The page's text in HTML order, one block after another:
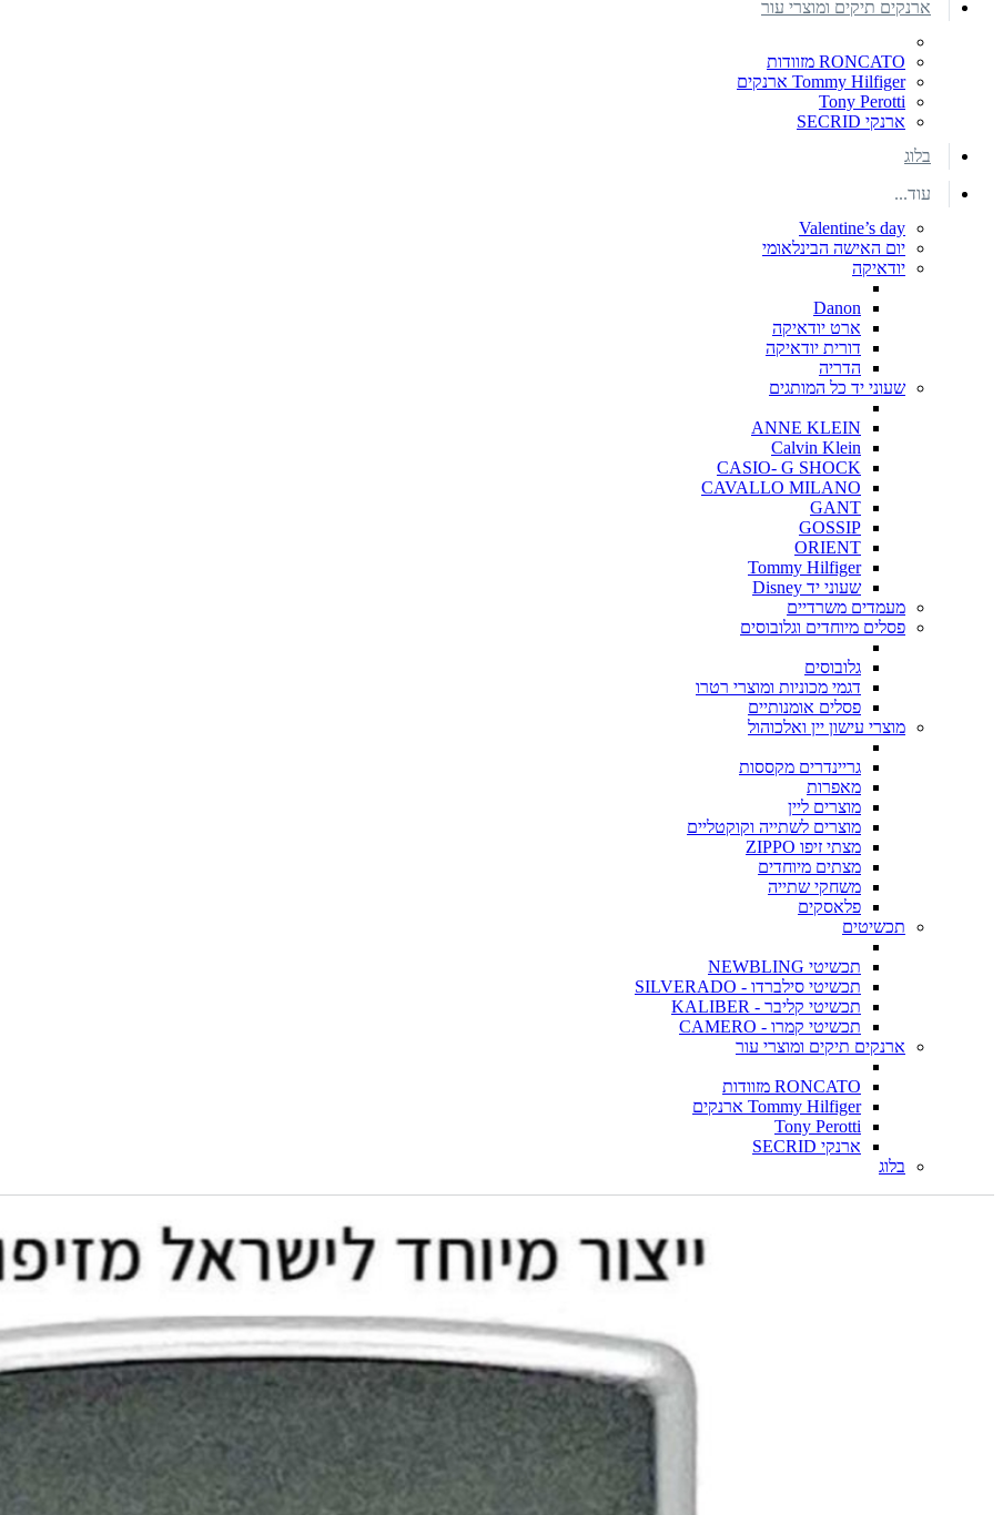
ארנקים תיקים ומוצרי עור
RONCATO מזוודות
Tommy Hilfiger ארנקים
Tony Perotti
ארנקי SECRID
בלוג
עוד...
Valentine’s day
יום האישה הבינלאומי
יודאיקה
Danon
ארט יודאיקה
דורית יודאיקה
הדריה
שעוני יד כל המותגים
ANNE KLEIN
Calvin Klein
CASIO- G SHOCK
CAVALLO MILANO
GANT
GOSSIP
ORIENT
Tommy Hilfiger
שעוני יד Disney
מעמדים משרדיים
פסלים מיוחדים וגלובוסים
גלובוסים
דגמי מכוניות ומוצרי רטרו
פסלים אומנותיים
מוצרי עישון יין ואלכוהול
גריינדרים מקססות
מאפרות
מוצרים ליין
מוצרים לשתייה וקוקטליים
מצתי זיפו ZIPPO
מצתים מיוחדים
משחקי שתייה
פלאסקים
תכשיטים
תכשיטי NEWBLING
תכשיטי סילברדו - SILVERADO
תכשיטי קליבר - KALIBER
תכשיטי קמרו - CAMERO
ארנקים תיקים ומוצרי עור
RONCATO מזוודות
Tommy Hilfiger ארנקים
Tony Perotti
ארנקי SECRID
בלוג